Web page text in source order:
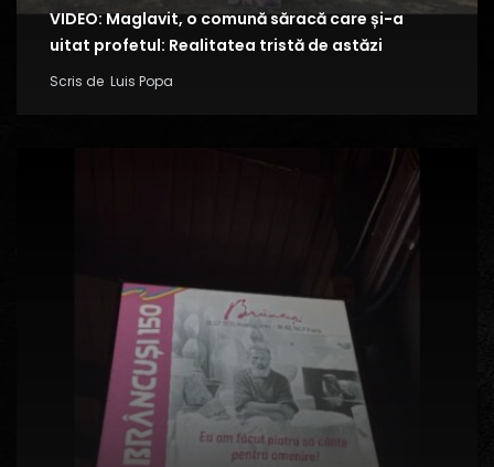
VIDEO: Maglavit, o comună săracă care și-a
uitat profetul: Realitatea tristă de astăzi
Scris de Luis Popa